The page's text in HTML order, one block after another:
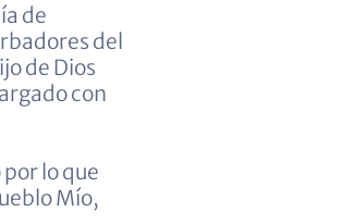
de
del
de Dios
con
lo que
Mío,